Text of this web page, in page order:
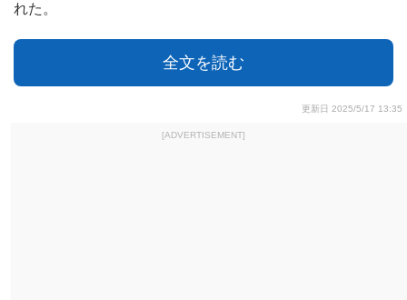
れた。
全文を読む
更新日 2025/5/17 13:35
[ADVERTISEMENT]